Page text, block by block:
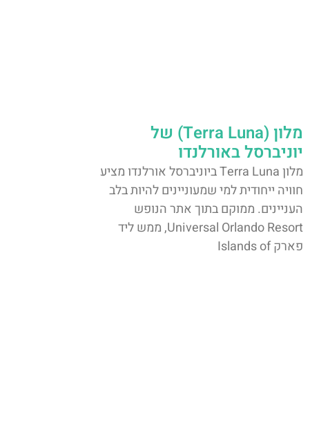
מלון (Terra Luna) של
יוניברסל באורלנדו
מלון Terra Luna ביוניברסל אורלנדו מציע
חוויה ייחודית למי שמעוניינים להיות בלב
העניינים. ממוקם בתוך אתר הנופש
Universal Orlando Resort, ממש ליד
פארק Islands of